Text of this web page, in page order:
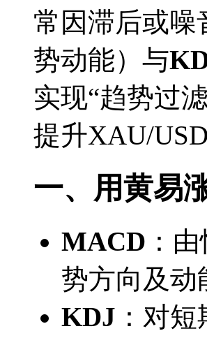
常因滞后或噪
势动能）与
实现“趋势过
提升XAU/
一、用黄易
MACD ：
势方向及动
KDJ ：对